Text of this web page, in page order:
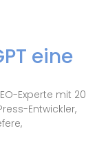
eine
Experte mit 20
Entwickler,